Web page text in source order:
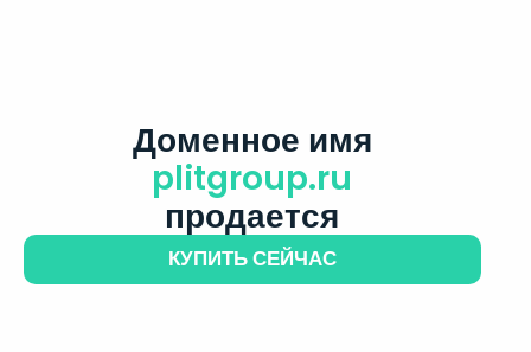
Доменное имя
plitgroup.ru
продается
КУПИТЬ СЕЙЧАС